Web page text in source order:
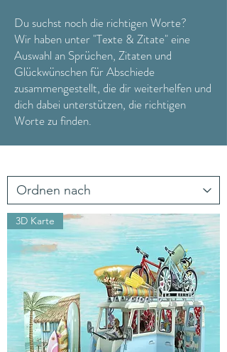
Du suchst noch die richtigen Worte?
Wir haben unter "Texte & Zitate" eine
Auswahl an Sprüchen, Zitaten und
Glückwünschen für Abschiede
zusammengestellt, die dir weiterhelfen und
dich dabei unterstützen, die richtigen
Worte zu finden.
3D Karte